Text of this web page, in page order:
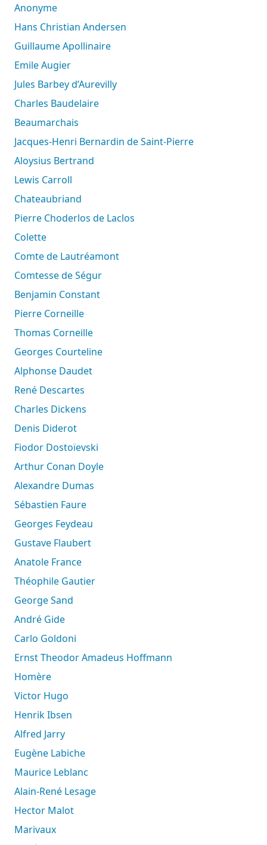
Anonyme
Hans Christian Andersen
Guillaume Apollinaire
Emile Augier
Jules Barbey d’Aurevilly
Charles Baudelaire
Beaumarchais
Jacques-Henri Bernardin de Saint-Pierre
Aloysius Bertrand
Lewis Carroll
Chateaubriand
Pierre Choderlos de Laclos
Colette
Comte de Lautréamont
Comtesse de Ségur
Benjamin Constant
Pierre Corneille
Thomas Corneille
Georges Courteline
Alphonse Daudet
René Descartes
Charles Dickens
Denis Diderot
Fiodor Dostoïevski
Arthur Conan Doyle
Alexandre Dumas
Sébastien Faure
Georges Feydeau
Gustave Flaubert
Anatole France
Théophile Gautier
George Sand
André Gide
Carlo Goldoni
Ernst Theodor Amadeus Hoffmann
Homère
Victor Hugo
Henrik Ibsen
Alfred Jarry
Eugène Labiche
Maurice Leblanc
Alain-René Lesage
Hector Malot
Marivaux